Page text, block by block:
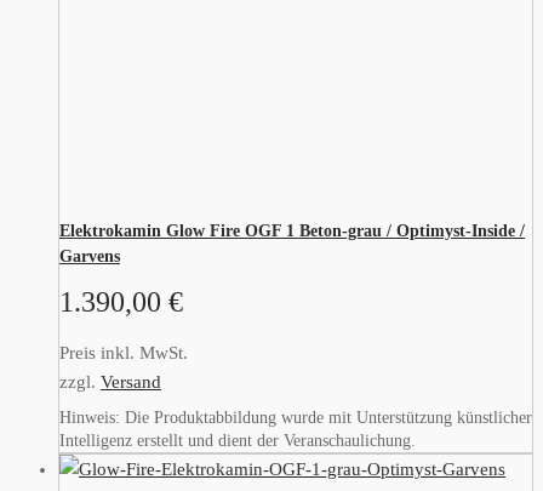
Elektrokamin Glow Fire OGF 1 Beton-grau / Optimyst-Inside /
Garvens
1.390,00 €
Preis inkl. MwSt.
zzgl. Versand
Hinweis: Die Produktabbildung wurde mit Unterstützung künstlicher
Intelligenz erstellt und dient der Veranschaulichung.